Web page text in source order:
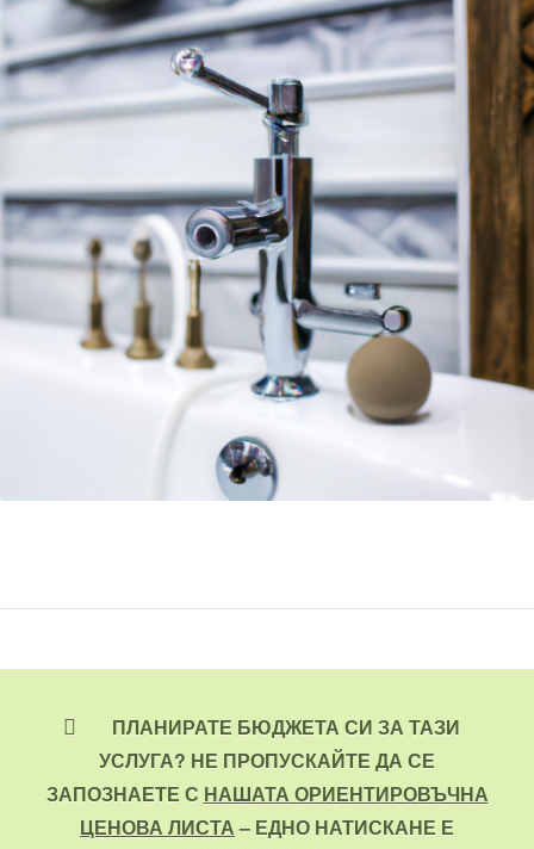
ПЛАНИРАТЕ БЮДЖЕТА СИ ЗА ТАЗИ
УСЛУГА? НЕ ПРОПУСКАЙТЕ ДА СЕ
ЗАПОЗНАЕТЕ С НАШАТА ОРИЕНТИРОВЪЧНА
ЦЕНОВА ЛИСТА– ЕДНО НАТИСКАНЕ Е